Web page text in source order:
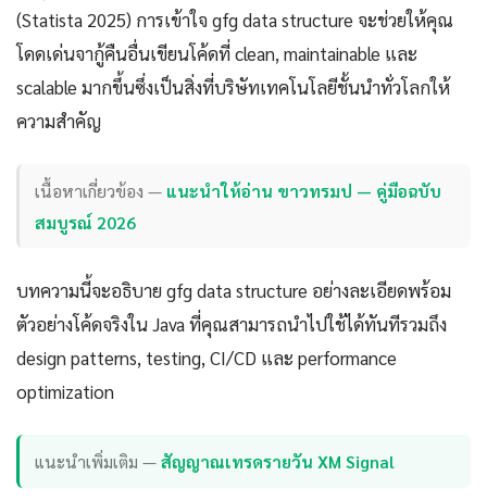
(Statista 2025) การเข้าใจ gfg data structure จะช่วยให้คุณ
โดดเด่นจากู้คืนอื่นเขียนโค้ดที่ clean, maintainable และ
scalable มากขึ้นซึ่งเป็นสิ่งที่บริษัทเทคโนโลยีชั้นนำทั่วโลกให้
ความสำคัญ
เนื้อหาเกี่ยวข้อง — แนะนำให้อ่าน ขาวทรมป — คู่มือฉบับ
สมบูรณ์ 2026
บทความนี้จะอธิบาย gfg data structure อย่างละเอียดพร้อม
ตัวอย่างโค้ดจริงใน Java ที่คุณสามารถนำไปใช้ได้ทันทีรวมถึง
design patterns, testing, CI/CD และ performance
optimization
แนะนำเพิ่มเติม —สัญญาณเทรดรายวัน XM Signal